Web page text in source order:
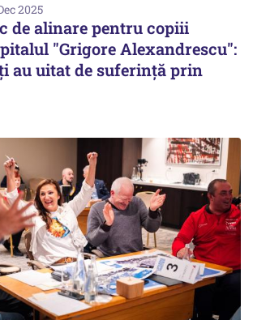
2025
de alinare pentru copiii
"Grigore Alexandrescu":
au uitat de suferință prin